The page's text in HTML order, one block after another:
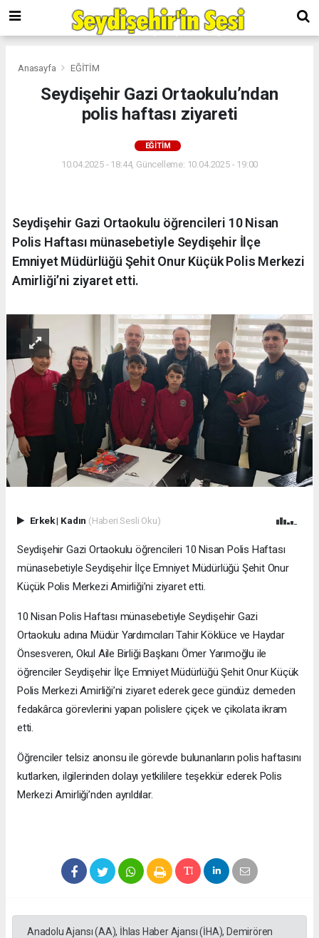
Anasayfa EĞİTİM
Seydişehir Gazi Ortaokulu’ndan
polis haftası ziyareti
EĞİTİM
10.04.2025 - 18:44, Güncelleme: 10.04.2025 - 19:00
Seydişehir Gazi Ortaokulu öğrencileri 10 Nisan
Polis Haftası münasebetiyle Seydişehir İlçe
Emniyet Müdürlüğü Şehit Onur Küçük Polis Merkezi
Amirliği’ni ziyaret etti.
Erkek| Kadın (Haberi Sesli Oku)
Seydişehir Gazi Ortaokulu öğrencileri 10 Nisan Polis Haftası
münasebetiyle Seydişehir İlçe Emniyet Müdürlüğü Şehit Onur
Küçük Polis Merkezi Amirliği’ni ziyaret etti.
10 Nisan Polis Haftası münasebetiyle Seydişehir Gazi
Ortaokulu adına Müdür Yardımcıları Tahir Köklüce ve Haydar
Önsesveren, Okul Aile Birliği Başkanı Ömer Yarımoğlu ile
öğrenciler Seydişehir İlçe Emniyet Müdürlüğü Şehit Onur Küçük
Polis Merkezi Amirliği’ni ziyaret ederek gece gündüz demeden
fedakârca görevlerini yapan polislere çiçek ve çikolata ikram
etti.
Öğrenciler telsiz anonsu ile görevde bulunanların polis haftasını
kutlarken, ilgilerinden dolayı yetkililere teşekkür ederek Polis
Merkezi Amirliği’nden ayrıldılar.
Anadolu Ajansı (AA), İhlas Haber Ajansı (İHA), Demirören